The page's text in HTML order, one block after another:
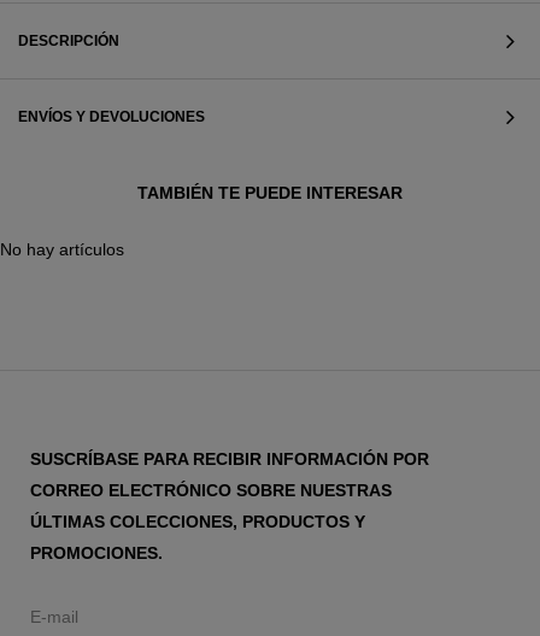
VER TODOS
DESCRIPCIÓN
ENVÍOS Y DEVOLUCIONES
TAMBIÉN TE PUEDE INTERESAR
No hay artículos
SUSCRÍBASE PARA RECIBIR INFORMACIÓN POR
CORREO ELECTRÓNICO SOBRE NUESTRAS
ÚLTIMAS COLECCIONES, PRODUCTOS Y
PROMOCIONES.
E-mail